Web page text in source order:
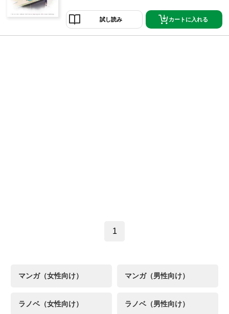
くる新入社員の新発田利央(23歳)のことが気になって仕
方ない!?なぜなら、東原は25年前にビジュアル系イン
ディーズバンドのギタリストとして活動していた過去
試し読み カートに入れる
1
マンガ（女性向け） マンガ（男性向け）
ラノベ（女性向け） ラノベ（男性向け）